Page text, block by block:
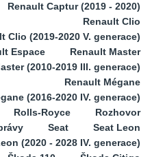
Renault Captur (2019 - 2020)
Renault Clio
Clio (2019-2020 V. generace)
Espace
Renault Master
(2010-2019 III. generace)
Renault Mégane
(2016-2020 IV. generace)
Rolls-Royce
Rozhovor
Seat
Seat Leon
(2020 - 2028 IV. generace)